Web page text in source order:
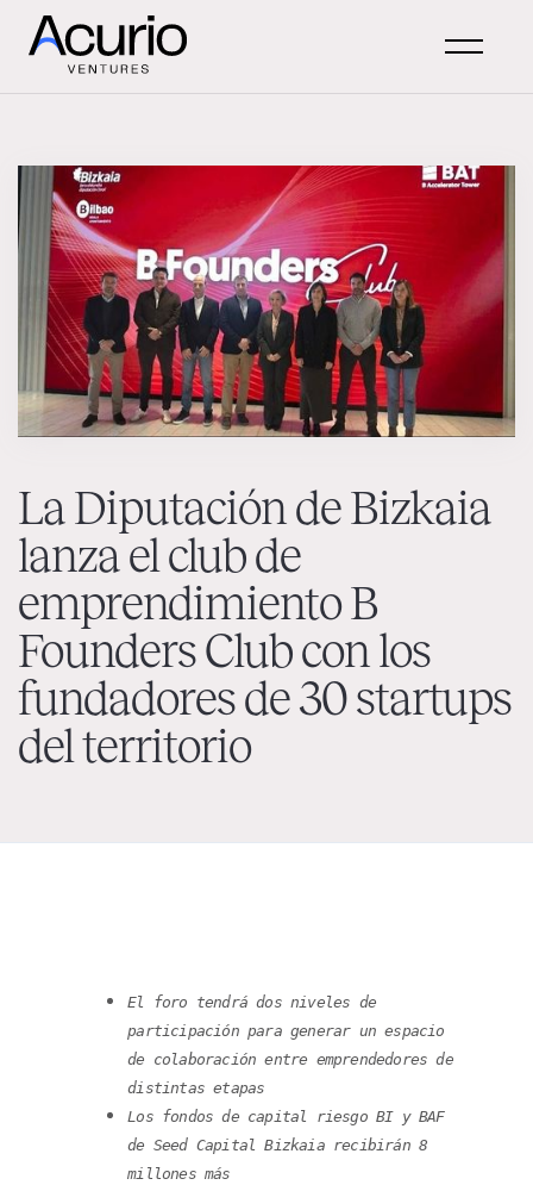
La Diputación de Bizkaia
lanza el club de
emprendimiento B
Founders Club con los
fundadores de 30 startups
del territorio
El foro tendrá dos niveles de
participación para generar un espacio
de colaboración entre emprendedores de
distintas etapas
Los fondos de capital riesgo BI y BAF
de Seed Capital Bizkaia recibirán 8
millones más